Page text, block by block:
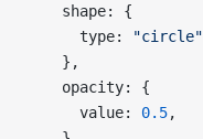
    shape: {
      type:
"circle"
    },
    opacity: {
      value:
0.5,